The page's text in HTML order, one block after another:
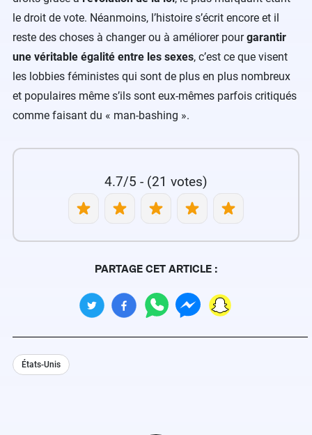
le droit de vote. Néanmoins, l’histoire s’écrit encore et il
reste des choses à changer ou à améliorer pourgarantir
une véritable égalité entre les sexes, c’est ce que visent
les lobbies féministes qui sont de plus en plus nombreux
et populaires même s’ils sont eux-mêmes parfois critiqués
comme faisant du « man-bashing ».
4.7/5 - (21 votes)
PARTAGE CET ARTICLE :
États-Unis